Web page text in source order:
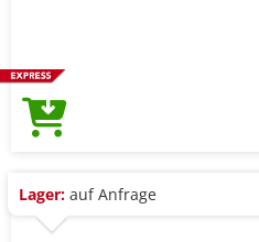
Lager: auf Anfrage